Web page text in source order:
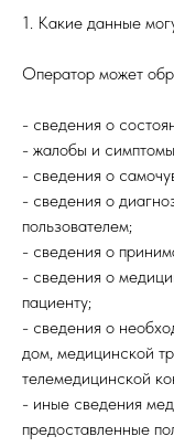
1. Какие данные
Оператор может
- сведения о
- жалобы и
- сведения о
- сведения о
пользователем;
- сведения о
- сведения о
пациенту;
- сведения о
дом, медицинской
телемедицинской
- иные сведения
предоставленные